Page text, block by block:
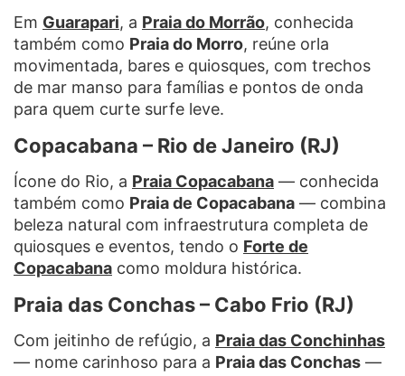
Em Guarapari, a Praia do Morrão, conhecida
também como Praia do Morro, reúne orla
movimentada, bares e quiosques, com trechos
de mar manso para famílias e pontos de onda
para quem curte surfe leve.
Copacabana – Rio de Janeiro (RJ)
Ícone do Rio, a Praia Copacabana — conhecida
também como Praia de Copacabana — combina
beleza natural com infraestrutura completa de
quiosques e eventos, tendo o Forte de
Copacabana como moldura histórica.
Praia das Conchas – Cabo Frio (RJ)
Com jeitinho de refúgio, a Praia das Conchinhas
— nome carinhoso para a Praia das Conchas —